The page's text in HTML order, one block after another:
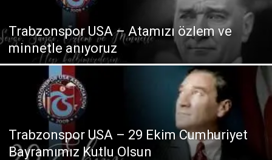
Trabzonspor USA – Atamızı özlem ve
minnetle anıyoruz
Trabzonspor USA – 29 Ekim Cumhuriyet
Bayramımız Kutlu Olsun